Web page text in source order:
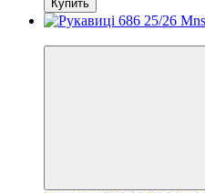
Купить